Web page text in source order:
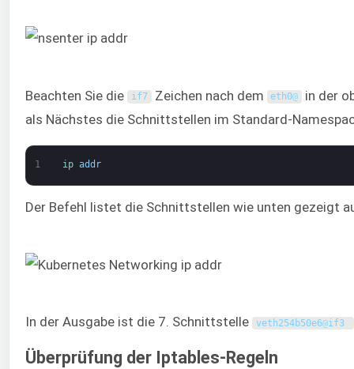
Beachten Sie die if7 Zeichen nach dem eth0@
in der
als Nächstes die Schnittstellen im Standard-
1 ip addr
Der Befehl listet die Schnittstellen wie unten gezeigt
In der Ausgabe ist die 7. Schnittstelle veth254b50e6@if3
Überprüfung der Iptables-Regeln